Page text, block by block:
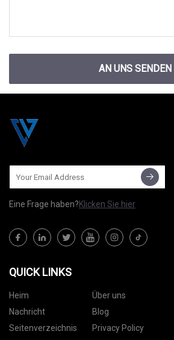
AN UNS SENDEN
Eine Frage haben?Klicken Sie hier
QUICK LINKS
Heim Über uns
Nachricht
Blog
Seitenverzeichnis
Privacy Policy